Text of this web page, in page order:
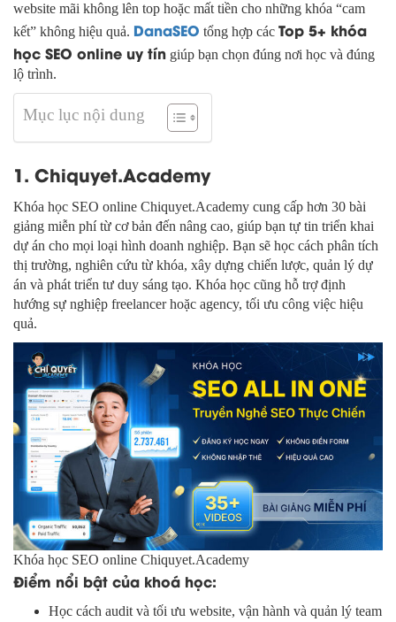
website mãi không lên top hoặc mất tiền cho những khóa “cam
kết” không hiệu quả. DanaSEO tổng hợp các Top 5+ khóa
học SEO online uy tín giúp bạn chọn đúng nơi học và đúng
lộ trình.
Mục lục nội dung
1. Chiquyet.Academy
Khóa học SEO online Chiquyet.Academy cung cấp hơn 30 bài
giảng miễn phí từ cơ bản đến nâng cao, giúp bạn tự tin triển khai
dự án cho mọi loại hình doanh nghiệp. Bạn sẽ học cách phân tích
thị trường, nghiên cứu từ khóa, xây dựng chiến lược, quản lý dự
án và phát triển tư duy sáng tạo. Khóa học cũng hỗ trợ định
hướng sự nghiệp freelancer hoặc agency, tối ưu công việc hiệu
quả.
Khóa học SEO online Chiquyet.Academy
Điểm nổi bật của khoá học:
Học cách audit và tối ưu website, vận hành và quản lý team